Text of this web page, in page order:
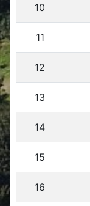
10
11
12
13
14
15
16